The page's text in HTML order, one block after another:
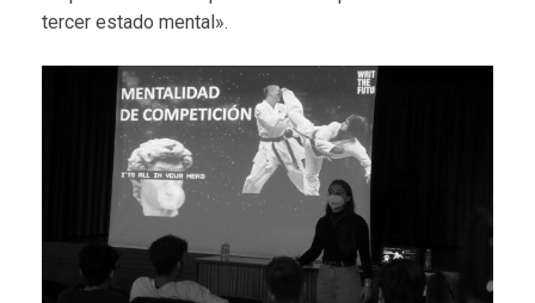
tercer estado mental».